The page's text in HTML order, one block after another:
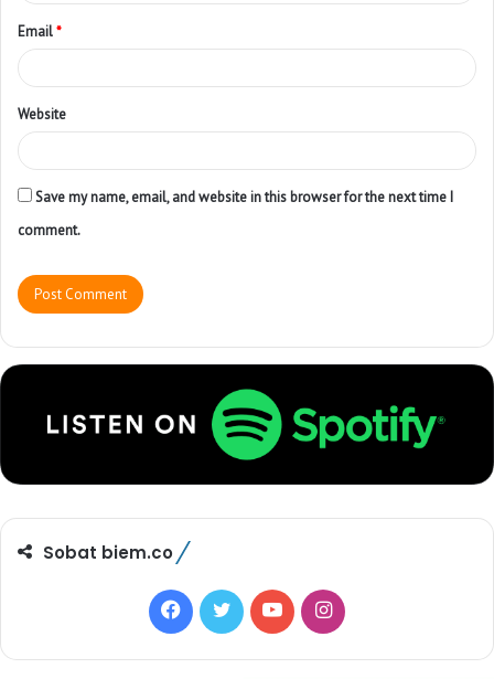
Email*
Website
Save my name, email, and website in this browser for the next time I
comment.
Sobat biem.co
F
a
T
w
Y
o
I
n